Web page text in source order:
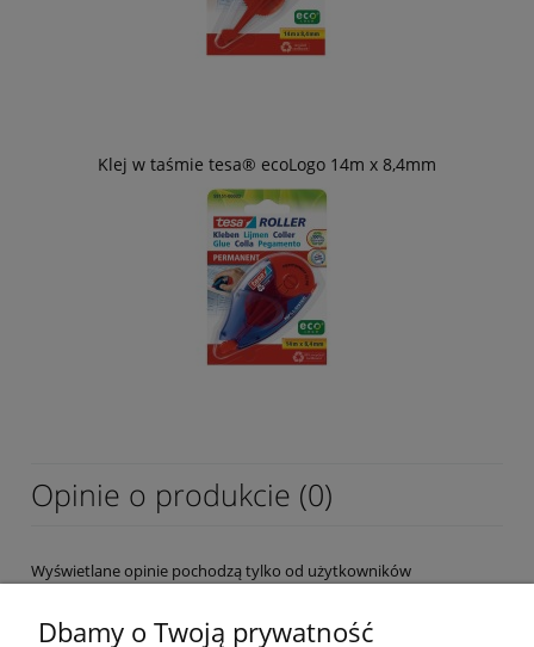
Klej w taśmie tesa® ecoLogo 14m x 8,4mm
Opinie o produkcie (0)
Wyświetlane opinie pochodzą tylko od użytkowników
Dbamy o Twoją prywatność